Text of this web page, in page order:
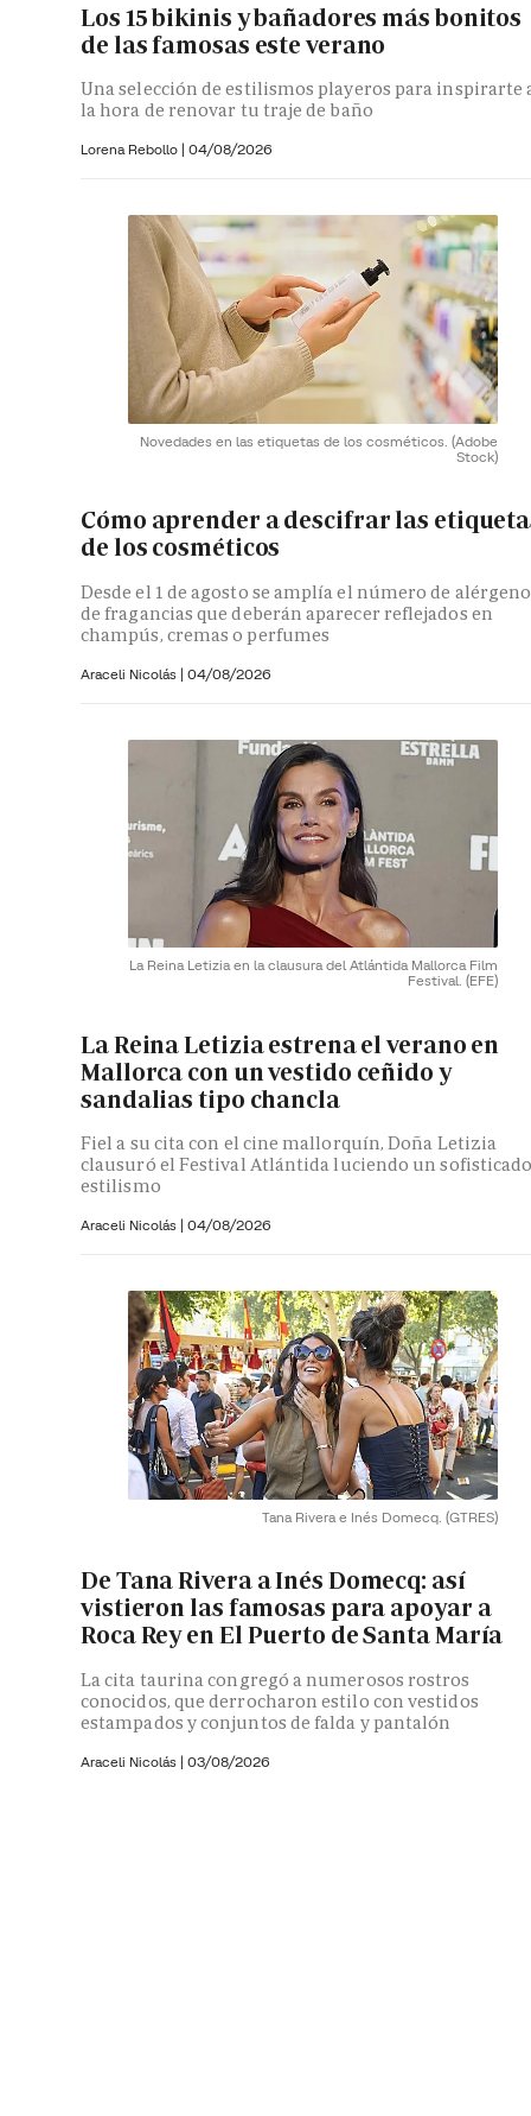
Los 15 bikinis y bañadores más bonitos
de las famosas este verano
Una selección de estilismos playeros para inspirarte
la hora de renovar tu traje de baño
Lorena Rebollo | 04/08/2026
Novedades en las etiquetas de los cosméticos. (Adobe
Stock)
Cómo aprender a descifrar las
de los cosméticos
Desde el 1 de agosto se amplía el número de
de fragancias que deberán aparecer reflejados en
champús, cremas o perfumes
Araceli Nicolás | 04/08/2026
La Reina Letizia en la clausura del Atlántida Mallorca Film
Festival. (EFE)
La Reina Letizia estrena el verano en
Mallorca con un vestido ceñido y
sandalias tipo chancla
Fiel a su cita con el cine mallorquín, Doña Letizia
clausuró el Festival Atlántida luciendo un
estilismo
Araceli Nicolás | 04/08/2026
Tana Rivera e Inés Domecq. (GTRES)
De Tana Rivera a Inés Domecq: así
vistieron las famosas para apoyar a
Roca Rey en El Puerto de Santa María
La cita taurina congregó a numerosos rostros
conocidos, que derrocharon estilo con vestidos
estampados y conjuntos de falda y pantalón
Araceli Nicolás | 03/08/2026